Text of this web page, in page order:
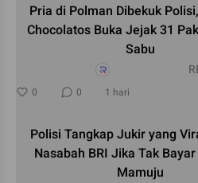
Pria di Polman Dibekuk
Chocolatos Buka Jejak 31
Sabu
0 0 1 hari
Polisi Tangkap Jukir yang
Nasabah BRI Jika Tak
Mamuju